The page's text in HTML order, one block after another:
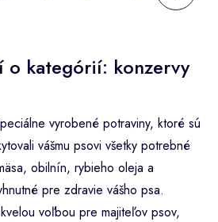
o kategórií: konzervy
vyrobené potraviny, ktoré sú
vášmu psovi všetky potrebné
obilnín, rybieho oleja a
pre zdravie vášho psa.
voľbou pre majiteľov psov,